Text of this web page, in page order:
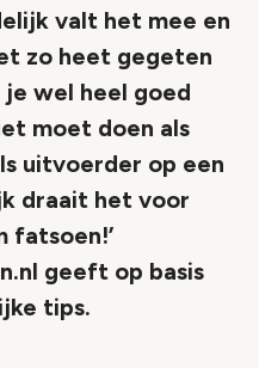
valt het mee en
zo heet gegeten
wel heel goed
moet doen als
uitvoerder op een
draait het voor
fatsoen!’
geeft op basis
tips.